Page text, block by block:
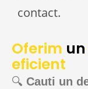
contact.
Oferim un
eficient
🔍 Cauti un